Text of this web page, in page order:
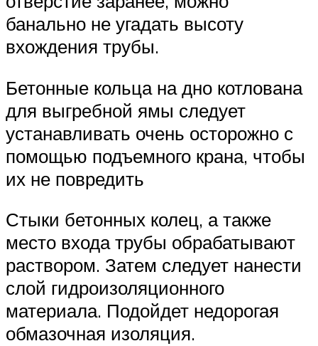
банально не угадать высоту
вхождения трубы.
Бетонные кольца на дно котлована
для выгребной ямы следует
устанавливать очень осторожно с
помощью подъемного крана, чтобы
их не повредить
Стыки бетонных колец, а также
место входа трубы обрабатывают
раствором. Затем следует нанести
слой гидроизоляционного
материала. Подойдет недорогая
обмазочная изоляция.